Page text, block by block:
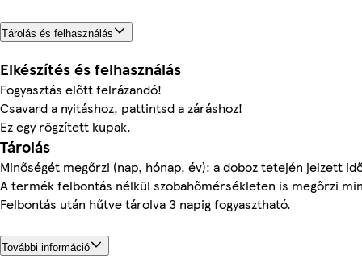
Tárolás és felhasználás
Elkészítés és felhasználás
Fogyasztás előtt felrázandó!
Csavard a nyitáshoz, pattintsd a záráshoz!
Ez egy rögzített kupak.
Tárolás
Minőségét megőrzi (nap, hónap, év): a doboz tetején jelzett
A termék felbontás nélkül szobahőmérsékleten is megőrzi
Felbontás után hűtve tárolva 3 napig fogyasztható.
További információ